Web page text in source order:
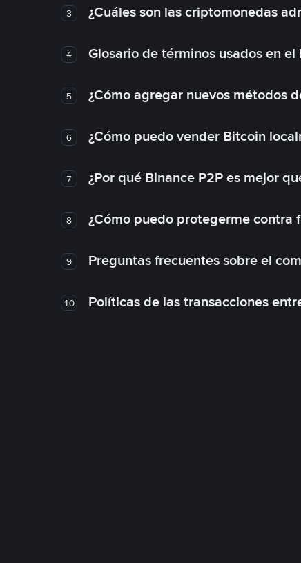
3 ¿Cuáles son las criptomonedas
4 Glosario de términos usados en el
5 ¿Cómo agregar nuevos métodos
6 ¿Cómo puedo vender Bitcoin
7 ¿Por qué Binance P2P es mejor
8 ¿Cómo puedo protegerme contra
9 Preguntas frecuentes sobre el
10 Políticas de las transacciones